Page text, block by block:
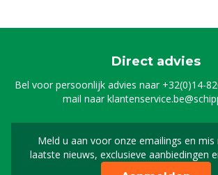
Direct advies
Bel voor persoonlijk advies naar +32(0)14-
mail naar
Meld u aan voor onze emailings en mis
laatste nieuws, exclusieve aanbiedingen
Meld u